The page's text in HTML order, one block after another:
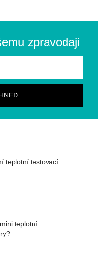
zpravodaji
teplotní testovací
teplotní